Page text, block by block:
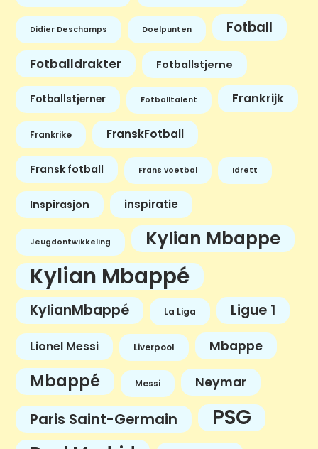
Didier Deschamps Doelpunten Fotball
Fotballdrakter Fotballstjerne
Fotballstjerner Fotballtalent Frankrijk
Frankrike FranskFotball
Fransk fotball Frans voetbal Idrett
Inspirasjon inspiratie
Jeugdontwikkeling Kylian Mbappe
Kylian Mbappé
KylianMbappé La Liga Ligue 1
Lionel Messi Liverpool Mbappe
Mbappé Messi Neymar
Paris Saint-Germain PSG